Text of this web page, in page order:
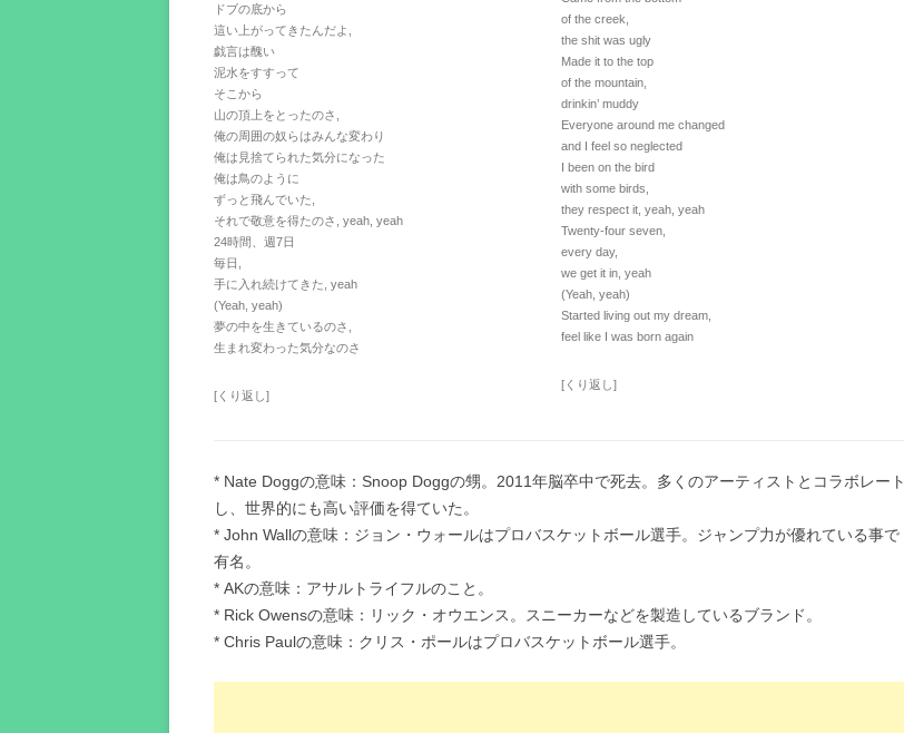
ドブの底から
這い上がってきたんだよ,
戯言は醜い
泥水をすすって
そこから
山の頂上をとったのさ,
俺の周囲の奴らはみんな変わり
俺は見捨てられた気分になった
俺は鳥のように
ずっと飛んでいた,
それで敬意を得たのさ, yeah, yeah
24時間、週7日
毎日,
手に入れ続けてきた, yeah
(Yeah, yeah)
夢の中を生きているのさ,
生まれ変わった気分なのさ
[くり返し]
of the creek,
the shit was ugly
Made it to the top
of the mountain,
drinkin’ muddy
Everyone around me changed
and I feel so neglected
I been on the bird
with some birds,
they respect it, yeah, yeah
Twenty-four seven,
every day,
we get it in, yeah
(Yeah, yeah)
Started living out my dream,
feel like I was born again
[くり返し]
* Nate Doggの意味：Snoop Doggの甥。2011年脳卒中で死去。多くのアーティストとコラボレート
し、世界的にも高い評価を得ていた。
* John Wallの意味：ジョン・ウォールはプロバスケットボール選手。ジャンプ力が優れている事で
有名。
* AKの意味：アサルトライフルのこと。
* Rick Owensの意味：リック・オウエンス。スニーカーなどを製造しているブランド。
* Chris Paulの意味：クリス・ポールはプロバスケットボール選手。